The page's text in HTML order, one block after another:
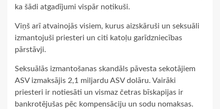
ka šādi atgadījumi vispār notikuši.
Viņš arī atvainojās visiem, kurus aizskāruši un seksuāli
izmantojuši priesteri un citi katoļu garīdzniecības
pārstāvji.
Seksuālās izmantošanas skandāls pāvesta sekotājiem
ASV izmaksājis 2,1 miljardu ASV dolāru. Vairāki
priesteri ir notiesāti un vismaz četras bīskapijas ir
bankrotējušas pēc kompensāciju un sodu nomaksas.